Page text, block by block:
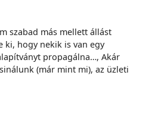
szabad más mellett állást
ki, hogy nekik is van egy
propagálna…, Akár
(már mint mi), az üzleti